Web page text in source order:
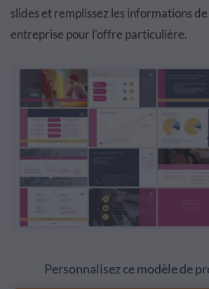
slides et remplissez les informations
entreprise pour l'offre particulière.
Personnalisez ce modèle de